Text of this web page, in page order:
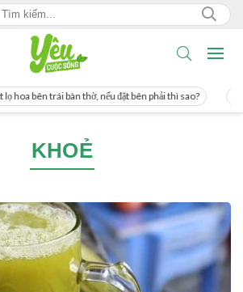
trái bàn thờ, nếu đặt bên phải thì sao?
KHOẺ